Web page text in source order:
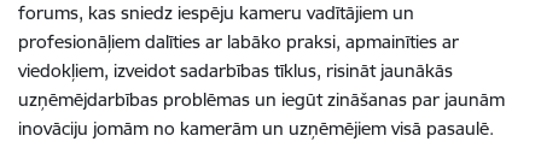
forums, kas sniedz iespēju kameru vadītājiem un
profesionāļiem dalīties ar labāko praksi, apmainīties ar
viedokļiem, izveidot sadarbības tīklus, risināt jaunākās
uzņēmējdarbības problēmas un iegūt zināšanas par jaunām
inovāciju jomām no kamerām un uzņēmējiem visā pasaulē.